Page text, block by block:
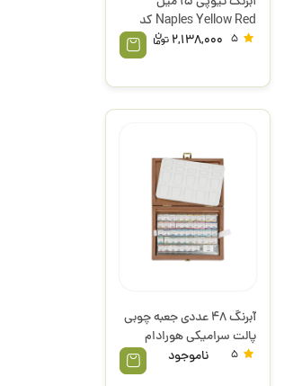
Naples Yellow Red کد
230 هورادام سری 2
5
2,138,000
آبرنگ 48 عددی جعبه چوبی
پالت سرامیکی هورادام
قرصی کوچک 74548
5 ناموجود